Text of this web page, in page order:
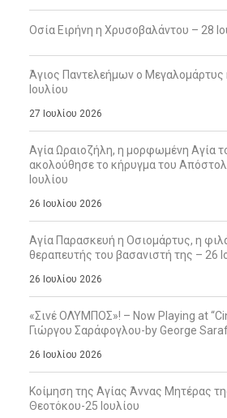
Οσία Ειρήνη η Χρυσοβαλάντου – 28
Άγιος Παντελεήμων ο Μεγαλομάρτυς
Ιουλίου
27 Ιουλίου 2026
Αγία Ωραιοζήλη, η μορφωμένη Αγία
ακολούθησε το κήρυγμα του
Ιουλίου
26 Ιουλίου 2026
Αγία Παρασκευή η Οσιομάρτυς, η
θεραπευτής του βασανιστή της – 26
26 Ιουλίου 2026
«Σινέ ΟΛΥΜΠΟΣ»! – Now Playing at
Γιώργου Σαράφογλου-by George
26 Ιουλίου 2026
Κοίμηση της Αγίας Άννας Μητέρας
Θεοτόκου-25 Ιουλίου